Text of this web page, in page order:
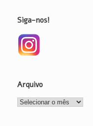
Siga-nos!
Arquivo
Arquivo